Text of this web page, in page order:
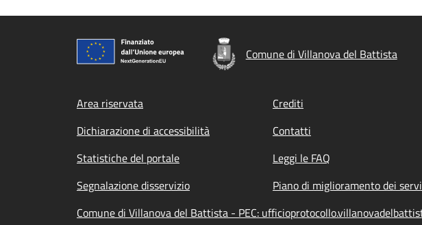
Comune di Villanova del Battista
Footer menu
Area riservata Crediti
Dichiarazione di accessibilità
Contatti
Statistiche del portale
Leggi le FAQ
Segnalazione disservizio
Piano di miglioramento dei
Comune di Villanova del Battista - PEC: